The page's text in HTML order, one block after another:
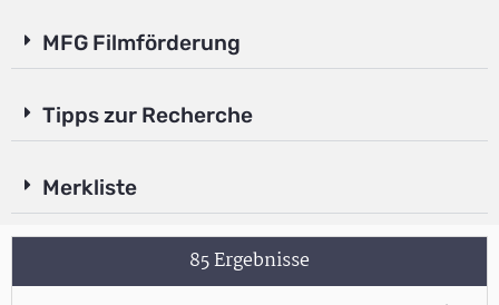
MFG Filmförderung
Tipps zur Recherche
Merkliste
85 Ergebnisse